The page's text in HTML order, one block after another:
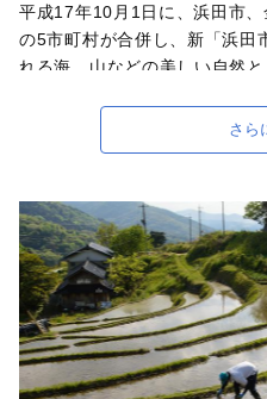
平成17年10月1日に、浜田市
の5市町村が合併し、新「浜田
れる海、山などの美しい自然
文化、海水浴場、しまね海洋
した観光資源を有しており、
人と文化と自然の調和のとれ
自治体
個人情報の保
さら